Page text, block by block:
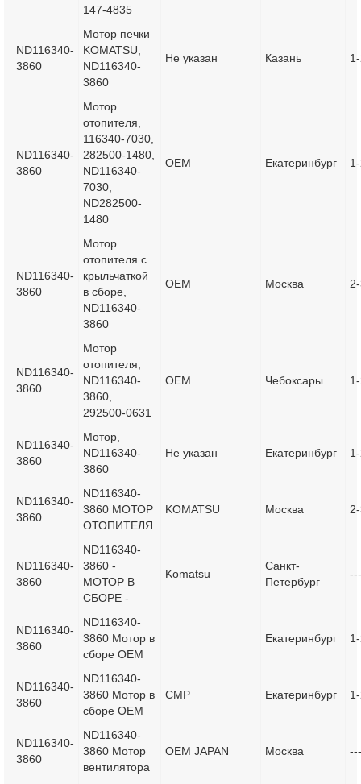
147-4835
ND116340-
3860
Мотор печки
KOMATSU,
ND116340-
3860
Не указан Казань
ND116340-
3860
Мотор
отопителя,
116340-7030,
282500-1480,
ND116340-
7030,
ND282500-
1480
OEM Екатеринбург
ND116340-
3860
Мотор
отопителя с
крыльчаткой
в сборе,
ND116340-
3860
OEM Москва
ND116340-
3860
Мотор
отопителя,
ND116340-
3860,
292500-0631
OEM Чебоксары
ND116340-
3860
Мотор,
ND116340-
3860
Не указан Екатеринбург
ND116340-
3860
ND116340-
3860 МОТОР
ОТОПИТЕЛЯ
KOMATSU Москва
ND116340-
3860
ND116340-
3860 -
МОТОР В
СБОРЕ -
Komatsu
Санкт-
Петербург
---
ND116340-
3860
ND116340-
3860 Мотор в
сборе OEM
Екатеринбург
ND116340-
3860
ND116340-
3860 Мотор в
сборе OEM
CMP Екатеринбург
ND116340-
3860
ND116340-
3860 Мотор
вентилятора
OEM JAPAN Москва ---